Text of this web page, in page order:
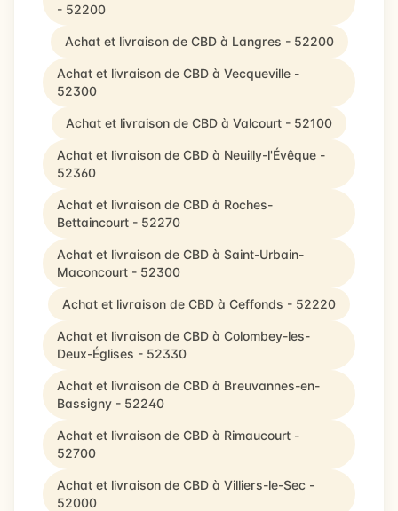
- 52200
Achat et livraison de CBD à Langres - 52200
Achat et livraison de CBD à Vecqueville -
52300
Achat et livraison de CBD à Valcourt - 52100
Achat et livraison de CBD à Neuilly-l'Évêque -
52360
Achat et livraison de CBD à Roches-
Bettaincourt - 52270
Achat et livraison de CBD à Saint-Urbain-
Maconcourt - 52300
Achat et livraison de CBD à Ceffonds - 52220
Achat et livraison de CBD à Colombey-les-
Deux-Églises - 52330
Achat et livraison de CBD à Breuvannes-en-
Bassigny - 52240
Achat et livraison de CBD à Rimaucourt -
52700
Achat et livraison de CBD à Villiers-le-Sec -
52000